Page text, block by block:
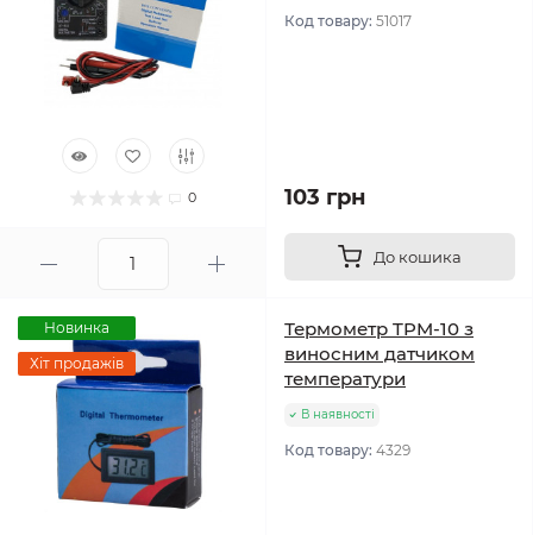
0
Код товару: 51017
103 грн
До кошика
Новинка
Хіт продажів
Термометр TPM-10 з
виносним датчиком
температури
В наявності
Код товару: 4329